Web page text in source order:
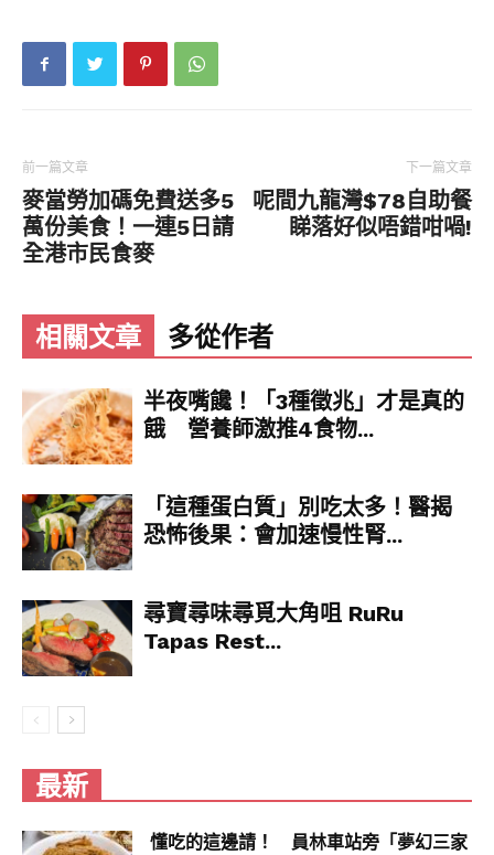
前一篇文章
麥當勞加碼免費送多5
萬份美食！一連5日請
全港市民食麥
下一篇文章
呢間九龍灣$78自助餐
睇落好似唔錯咁喎!
相關文章 多從作者
半夜嘴饞！「3種徵兆」才是真的
餓 營養師激推4食物...
「這種蛋白質」別吃太多！醫揭
恐怖後果：會加速慢性腎...
尋寶尋味尋覓大角咀 RuRu
Tapas Rest...
最新
懂吃的這邊請！ 員林車站旁「夢幻三家